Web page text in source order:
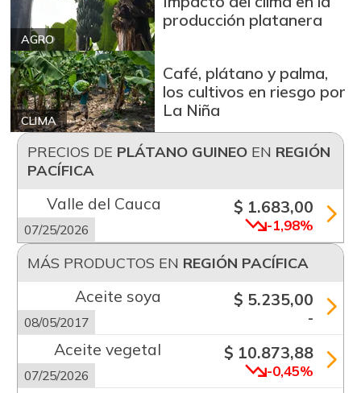
AGRO
producción platanera
CLIMA
Café, plátano y palma,
los cultivos en riesgo por
La Niña
PRECIOS DE PLÁTANO GUINEOEN REGIÓN
PACÍFICA
Valle del Cauca
07/25/2026
$ 1.683,00
-1,98%
MÁS PRODUCTOS EN REGIÓN PACÍFICA
Aceite soya
08/05/2017
$ 5.235,00
-
Aceite vegetal
07/25/2026
$ 10.873,88
-0,45%